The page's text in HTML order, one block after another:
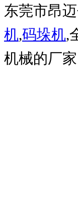
东莞市昂
机,码垛机,
机械的厂家